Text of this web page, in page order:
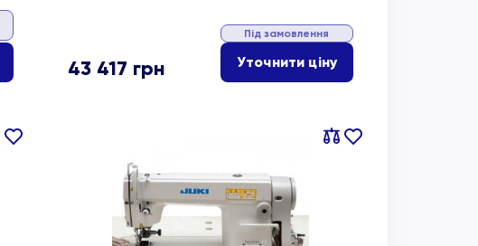
43 417 грн
Під замовлення
Уточнити ціну
В
Порівняти
В